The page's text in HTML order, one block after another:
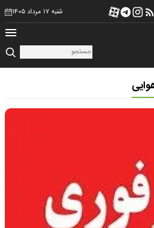
شنبه ۱۷ مرداد ۱۴۰۵